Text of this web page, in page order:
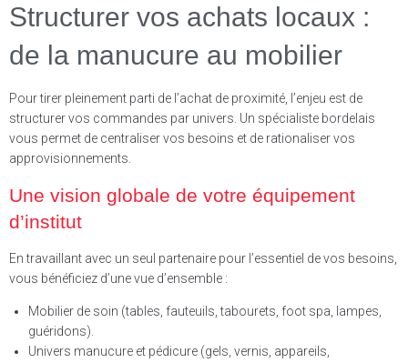
Structurer vos achats locaux :
de la manucure au mobilier
Pour tirer pleinement parti de l’achat de proximité, l’enjeu est de
structurer vos commandes par univers. Un spécialiste bordelais
vous permet de centraliser vos besoins et de rationaliser vos
approvisionnements.
Une vision globale de votre équipement
d’institut
En travaillant avec un seul partenaire pour l’essentiel de vos besoins,
vous bénéficiez d’une vue d’ensemble :
Mobilier de soin (tables, fauteuils, tabourets, foot spa, lampes,
guéridons).
Univers manucure et pédicure (gels, vernis, appareils,